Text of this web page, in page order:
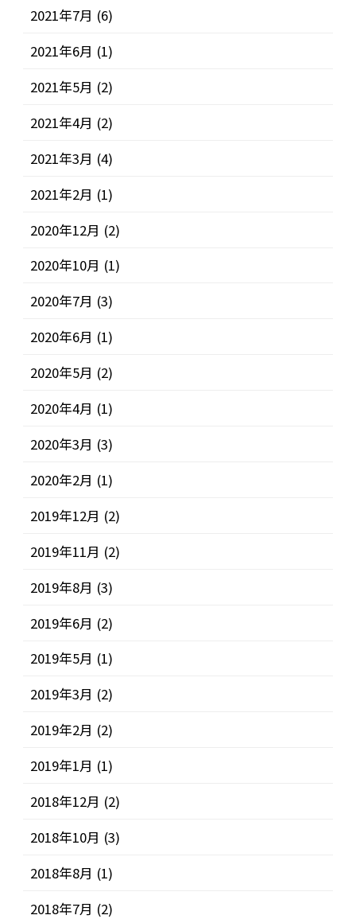
2021年7月 (6)
2021年6月 (1)
2021年5月 (2)
2021年4月 (2)
2021年3月 (4)
2021年2月 (1)
2020年12月 (2)
2020年10月 (1)
2020年7月 (3)
2020年6月 (1)
2020年5月 (2)
2020年4月 (1)
2020年3月 (3)
2020年2月 (1)
2019年12月 (2)
2019年11月 (2)
2019年8月 (3)
2019年6月 (2)
2019年5月 (1)
2019年3月 (2)
2019年2月 (2)
2019年1月 (1)
2018年12月 (2)
2018年10月 (3)
2018年8月 (1)
2018年7月 (2)